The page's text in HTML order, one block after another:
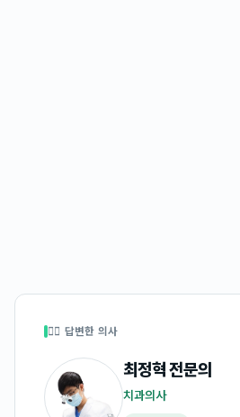
👩‍⚕️ 답변한 의사
최정혁전문의
치과의사